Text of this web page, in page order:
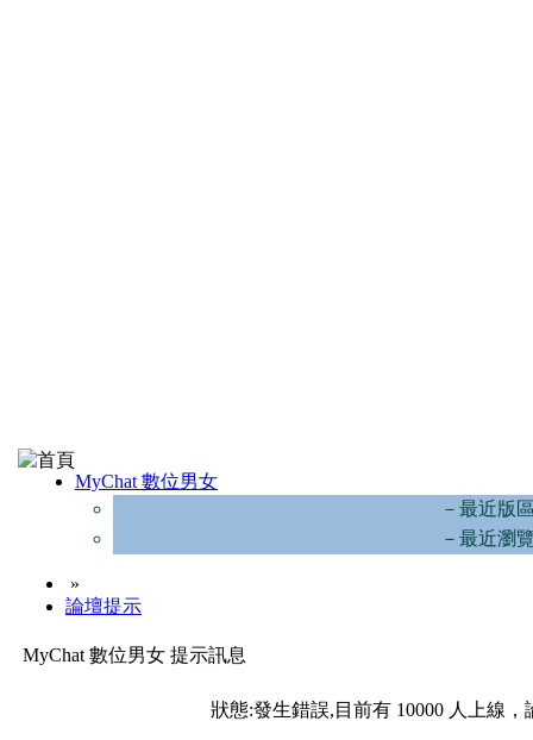
MyChat 數位男女
－最近版
－最近瀏
»
論壇提示
MyChat 數位男女 提示訊息
狀態:發生錯誤,目前有 10000 人上線